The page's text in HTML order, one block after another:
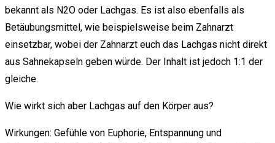
bekannt als N2O oder Lachgas. Es ist also ebenfalls als
Betäubungsmittel, wie beispielsweise beim Zahnarzt
einsetzbar, wobei der Zahnarzt euch das Lachgas nicht direkt
aus Sahnekapseln geben würde. Der Inhalt ist jedoch 1:1 der
gleiche.
Wie wirkt sich aber Lachgas auf den Körper aus?
Wirkungen: Gefühle von Euphorie, Entspannung und